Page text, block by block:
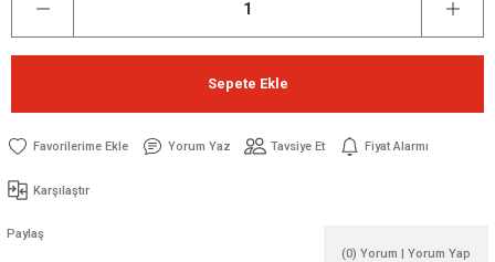
Sepete Ekle
Yorum Yaz Tavsiye Et Fiyat Alarmı
Karşılaştır
Paylaş
(0) Yorum | Yorum Yap